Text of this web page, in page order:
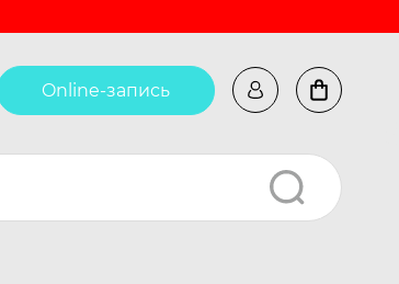
Online-запись